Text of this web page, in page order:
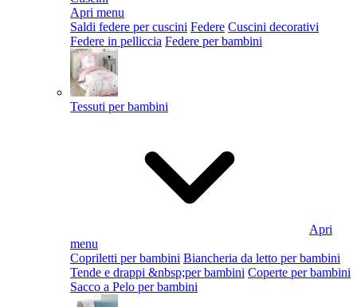
Apri menu
Saldi federe per cuscini Federe Cuscini decorativi
Federe in pelliccia Federe per bambini
Tessuti per bambini
Apri
menu
Copriletti per bambini Biancheria da letto per bambini
Tende e drappi &nbsp;per bambini Coperte per bambini
Sacco a Pelo per bambini